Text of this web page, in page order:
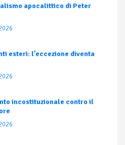
apocalittico di Peter
esteri: l’eccezione diventa
incostituzionale contro il